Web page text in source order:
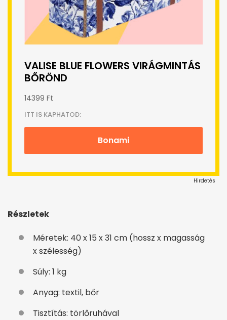
VALISE BLUE FLOWERS VIRÁGMINTÁS
BŐRÖND
14399 Ft
ITT IS KAPHATOD:
Bonami
Hirdetés
Részletek
Méretek: 40 x 15 x 31 cm (hossz x magasság
x szélesség)
Súly: 1 kg
Anyag: textil, bőr
Tisztítás: törlőruhával